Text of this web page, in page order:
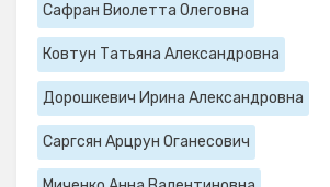
Сафран Виолетта Олеговна
Ковтун Татьяна Александровна
Дорошкевич Ирина Александровна
Саргсян Арцрун Оганесович